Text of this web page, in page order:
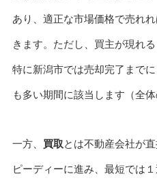
あり、適正な市場価格で売れ
きます。ただし、買主が現れ
特に新潟市では売却完了まで
も多い期間に該当します（全体
一方、 買取とは不動産会社が
ピーディーに進み、最短では